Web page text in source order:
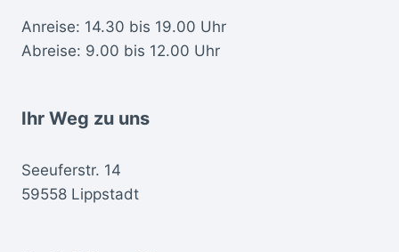
Anreise: 14.30 bis 19.00 Uhr
Abreise: 9.00 bis 12.00 Uhr
Ihr Weg zu uns
Seeuferstr. 14
59558 Lippstadt